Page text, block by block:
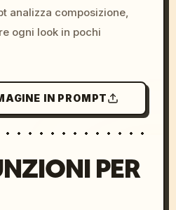
analizza composizione,
ogni look in pochi
IN PROMPT
PER